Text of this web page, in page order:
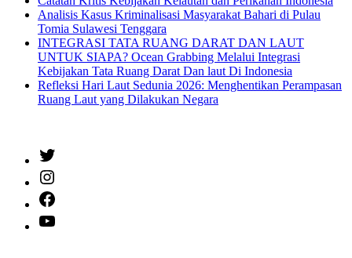
Analisis Kasus Kriminalisasi Masyarakat Bahari di Pulau
Tomia Sulawesi Tenggara
INTEGRASI TATA RUANG DARAT DAN LAUT
UNTUK SIAPA? Ocean Grabbing Melalui Integrasi
Kebijakan Tata Ruang Darat Dan laut Di Indonesia
Refleksi Hari Laut Sedunia 2026: Menghentikan Perampasan
Ruang Laut yang Dilakukan Negara